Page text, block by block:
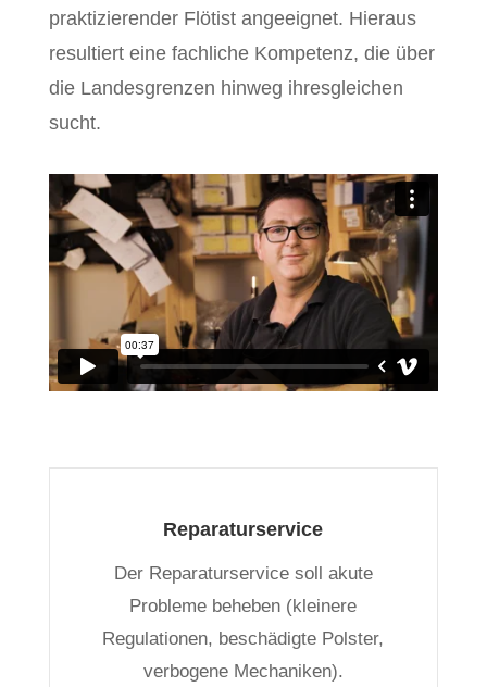
praktizierender Flötist angeeignet. Hieraus
resultiert eine fachliche Kompetenz, die über
die Landesgrenzen hinweg ihresgleichen
sucht.
Reparaturservice
Der Reparaturservice soll akute
Probleme beheben (kleinere
Regulationen, beschädigte Polster,
verbogene Mechaniken).